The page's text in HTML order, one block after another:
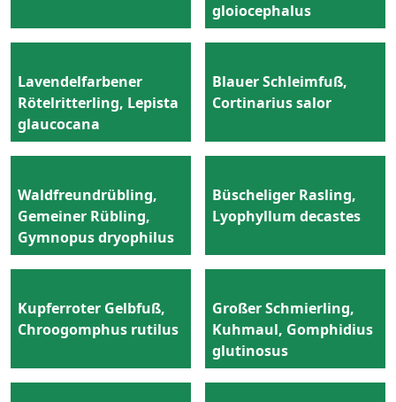
gloiocephalus
Lavendelfarbener
Rötelritterling, Lepista
glaucocana
Blauer Schleimfuß,
Cortinarius salor
Waldfreundrübling,
Gemeiner Rübling,
Gymnopus dryophilus
Büscheliger Rasling,
Lyophyllum decastes
Kupferroter Gelbfuß,
Chroogomphus rutilus
Großer Schmierling,
Kuhmaul, Gomphidius
glutinosus